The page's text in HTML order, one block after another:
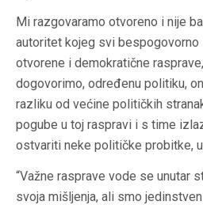
Mi razgovaramo otvoreno i nije
autoritet kojeg svi bespogovorno
otvorene i demokratične
dogovorimo, određenu politiku,
razliku od većine političkih
pogube u toj raspravi i s time
ostvariti neke političke probitke,
“Važne rasprave vode se unutar
svoja mišljenja, ali smo